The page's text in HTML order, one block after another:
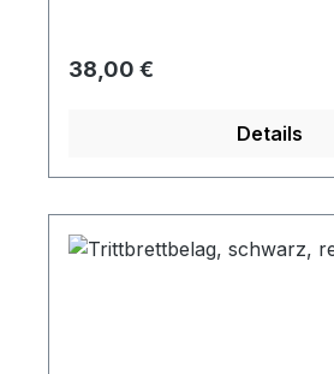
Regulärer Preis:
38,00 €
Details